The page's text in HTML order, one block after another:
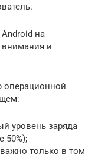
на
внимания и
операционной
уровень заряда
50%);
только в том